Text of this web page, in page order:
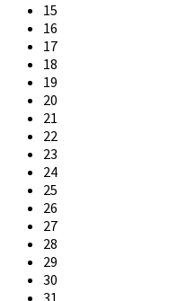
15
16
17
18
19
20
21
22
23
24
25
26
27
28
29
30
31